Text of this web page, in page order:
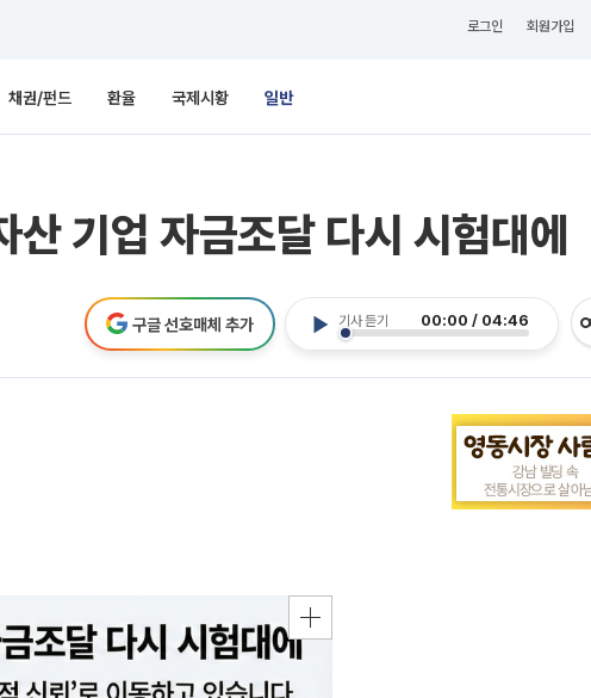
로그인 회원가입
채권/펀드 환율 국제시황 일반
기업 자금조달 다시 시험대에
기사 듣기 00:00 / 04:46
구글 선호매체 추가